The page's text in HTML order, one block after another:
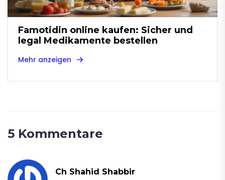
Famotidin online kaufen: Sicher und
legal Medikamente bestellen
Mehr anzeigen
5 Kommentare
Ch Shahid Shabbir